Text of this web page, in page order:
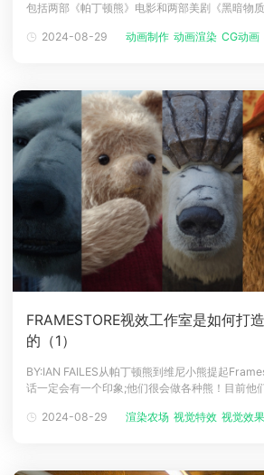
包括两部《帕丁顿熊》电影和两部美剧《黑暗物
别还有《银河护卫队》的小浣熊（Rocket
2024-08-29 动画制作 动画渲染 CG动画
FRAMESTORE视效工作室是如何打
的（1）
BY:IAN FAILES从帕丁顿熊到维尼小熊提起
话一定会有一个印象;他们很会做各种熊！目前他
质》系列的披甲熊。另外，他们还为电影《克里斯
2024-08-29 渲染农场 视觉特效 视觉效果